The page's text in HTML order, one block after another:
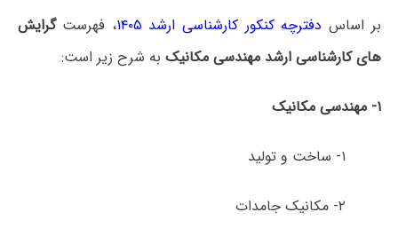
بر اساس دفترچه کنکور کارشناسی ارشد ۱۴۰۵ ، فهرست گرایش
های کارشناسی ارشد مهندسی مکانیک به شرح زیر است:
۱- مهندسی مکانیک
۱- ساخت و تولید
۲- مکانیک جامدات